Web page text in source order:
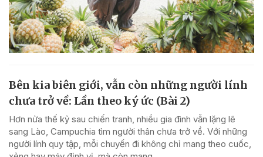
Bên kia biên giới, vẫn còn những người lính
chưa trở về: Lần theo ký ức (Bài 2)
Hơn nửa thế kỷ sau chiến tranh, nhiều gia đình vẫn lặng lẽ
sang Lào, Campuchia tìm người thân chưa trở về. Với những
người lính quy tập, mỗi chuyến đi không chỉ mang theo cuốc,